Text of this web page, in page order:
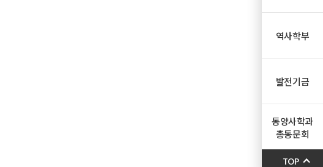
역사학부
발전기금
동양사학과
총동문회
TOP